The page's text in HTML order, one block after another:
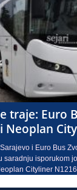
traje: Euro
Neoplan
i Euro Bus
saradnju isporukom
Cityliner